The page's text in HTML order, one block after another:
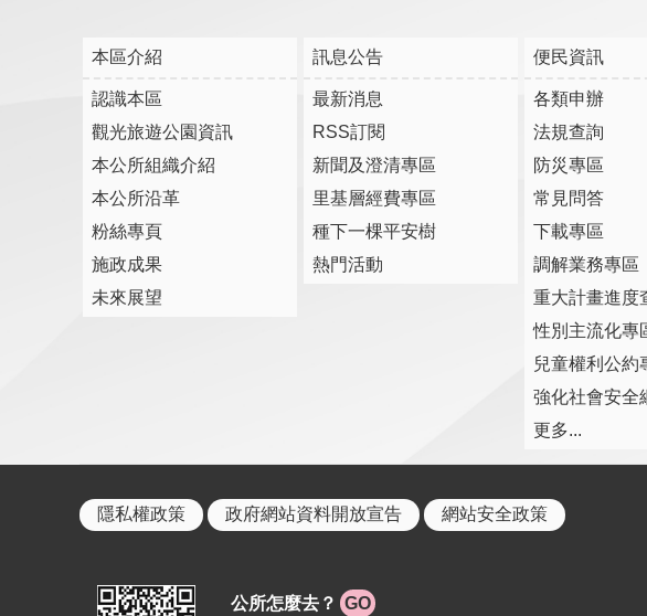
本區介紹
認識本區
觀光旅遊公園資訊
本公所組織介紹
本公所沿革
粉絲專頁
施政成果
未來展望
訊息公告
最新消息
RSS訂閱
新聞及澄清專區
里基層經費專區
種下一棵平安樹
熱門活動
便民資訊
各類申辦
法規查詢
防災專區
常見問答
下載專區
調解業務專區
重大計畫進度
性別主流化專
兒童權利公約
強化社會安全
更多...
隱私權政策 政府網站資料開放宣告 網站安全政策
公所怎麼去？ GO